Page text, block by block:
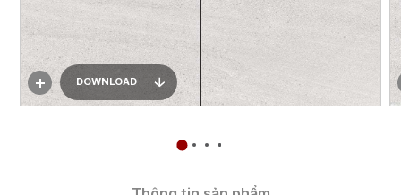
DOWNLOAD